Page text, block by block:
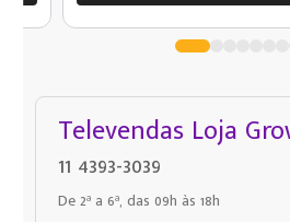
Televendas Loja
11 4393-3039
De 2ª a 6ª, das 09h às 18h